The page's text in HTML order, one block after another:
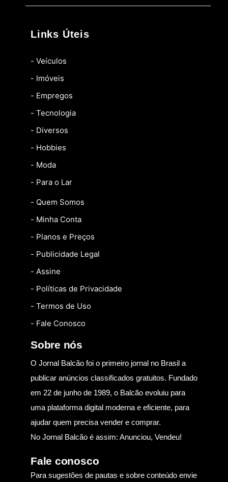
Links Úteis
- Veículos
- Imóveis
- Empregos
- Tecnologia
- Diversos
- Hobbies
- Moda
- Para o Lar
- Quem Somos
- Minha Conta
- Planos e Preços
- Publicidade Legal
- Assine
- Políticas de Privacidade
- Termos de Uso
- Fale Conosco
Sobre nós
O Jornal Balcão foi o primeiro jornal no Brasil a
publicar anúncios classificados gratuitos. Fundado
em 22 de junho de 1989, o Balcão evoluiu para
uma plataforma digital moderna e eficiente, para
ajudar quem precisa vender e comprar.
No Jornal Balcão é assim: Anunciou, Vendeu!
Fale conosco
Para sugestões de pautas e sobre conteúdo envie